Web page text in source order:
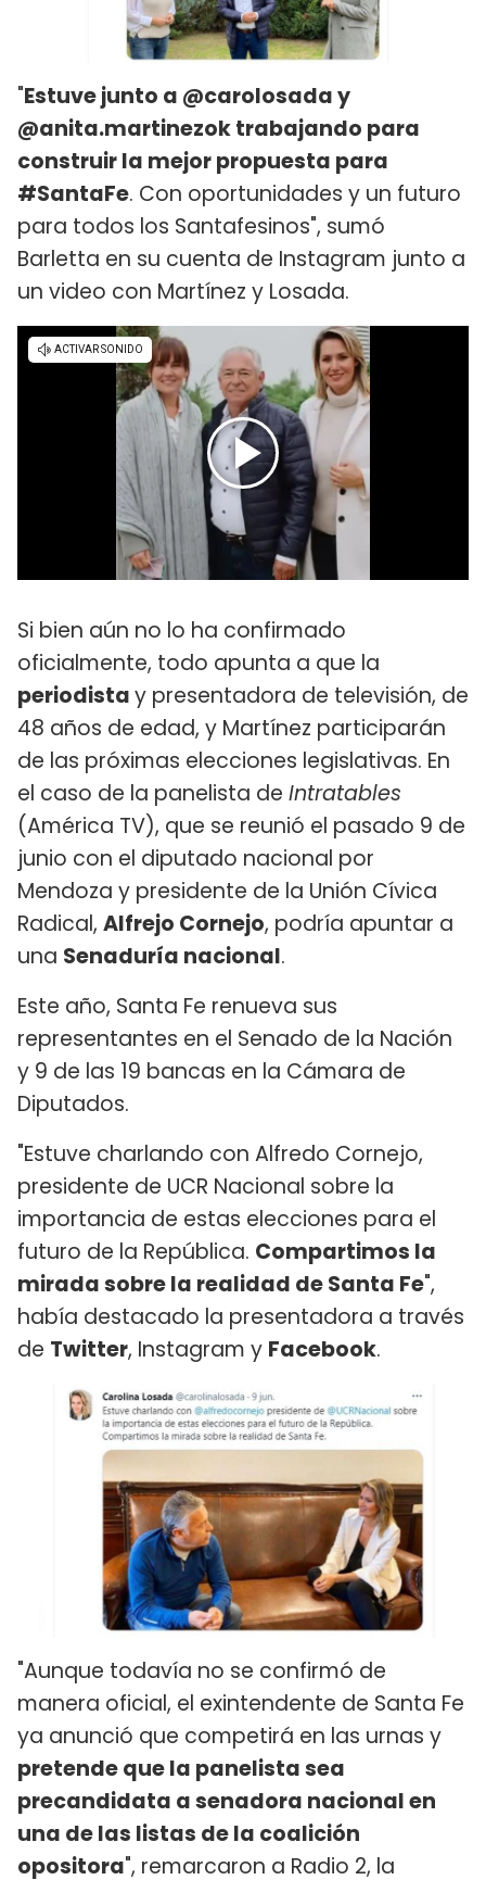
"Estuve junto a @carolosada y
@anita.martinezok trabajando para
construir la mejor propuesta para
#SantaFe. Con oportunidades y un futuro
para todos los Santafesinos", sumó
Barletta en su cuenta de Instagram junto a
un video con Martínez y Losada.
Si bien aún no lo ha confirmado
oficialmente, todo apunta a que la
periodistay presentadora de televisión, de
48 años de edad, y Martínez participarán
de las próximas elecciones legislativas. En
el caso de la panelista de Intratables
(América TV), que se reunió el pasado 9 de
junio con el diputado nacional por
Mendoza y presidente de la Unión Cívica
Radical, Alfrejo Cornejo, podría apuntar a
una Senaduría nacional.
Este año, Santa Fe renueva sus
representantes en el Senado de la Nación
y 9 de las 19 bancas en la Cámara de
Diputados.
"Estuve charlando con Alfredo Cornejo,
presidente de UCR Nacional sobre la
importancia de estas elecciones para el
futuro de la República. Compartimos la
mirada sobre la realidad de Santa Fe",
había destacado la presentadora a través
de Twitter, Instagram y Facebook.
"Aunque todavía no se confirmó de
manera oficial, el exintendente de Santa Fe
ya anunció que competirá en las urnas y
pretende que la panelista sea
precandidata a senadora nacional en
una de las listas de la coalición
opositora", remarcaron a Radio 2, la